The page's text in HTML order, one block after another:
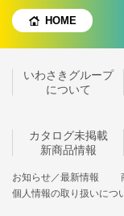
HOME
いわさきグループ
について
カタログ未掲載
新商品情報
お知らせ／最新情報
個人情報の取り扱いにつ